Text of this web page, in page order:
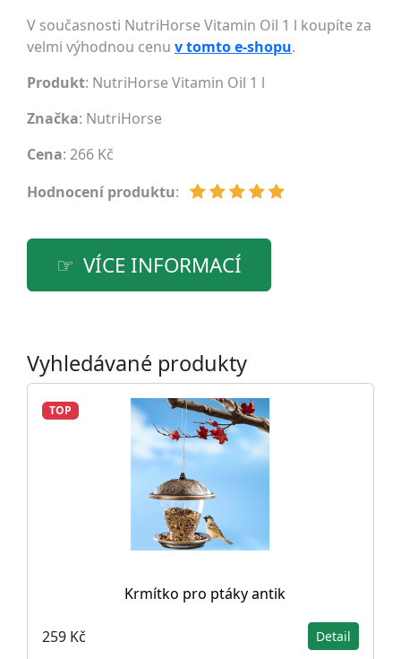
V současnosti NutriHorse Vitamin Oil 1 l koupíte za
velmi výhodnou cenu v tomto e-shopu.
Produkt: NutriHorse Vitamin Oil 1 l
Značka: NutriHorse
Cena: 266 Kč
Hodnocení produktu:
VÍCE INFORMACÍ
Vyhledávané produkty
TOP
Krmítko pro ptáky antik
259 Kč Detail